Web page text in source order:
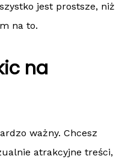
jest prostsze, niż
na to.
na
ważny. Chcesz
atrakcyjne treści,